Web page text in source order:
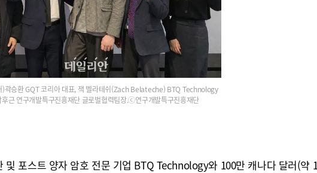
)곽승환 GQT 코리아 대표, 잭 벨라테쉬(Zach Belateche) BTQ Technology
근 연구개발특구진흥재단 글로벌협력팀장.ⓒ 연구개발특구진흥재단
포스트 양자 암호 전문 기업 BTQ Technology와 100만 캐나다 달러(약